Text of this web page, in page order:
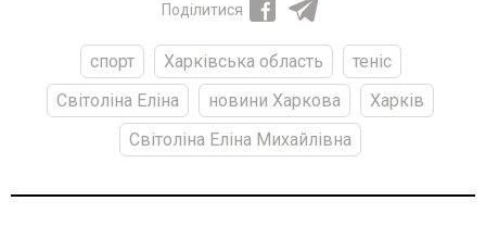
Поділитися
спорт Харківська область
теніс
Світоліна Еліна
новини Харкова
Харків
Світоліна Еліна Михайлівна